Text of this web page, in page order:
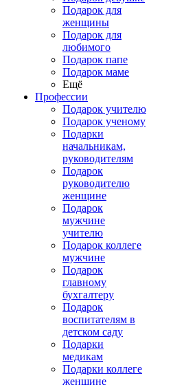
Подарок для
женщины
Подарок для
любимого
Подарок папе
Подарок маме
Ещё
Профессии
Подарок учителю
Подарок ученому
Подарки
начальникам,
руководителям
Подарок
руководителю
женщине
Подарок
мужчине
учителю
Подарок коллеге
мужчине
Подарок
главному
бухгалтеру
Подарок
воспитателям в
детском саду
Подарки
медикам
Подарки коллеге
женщине